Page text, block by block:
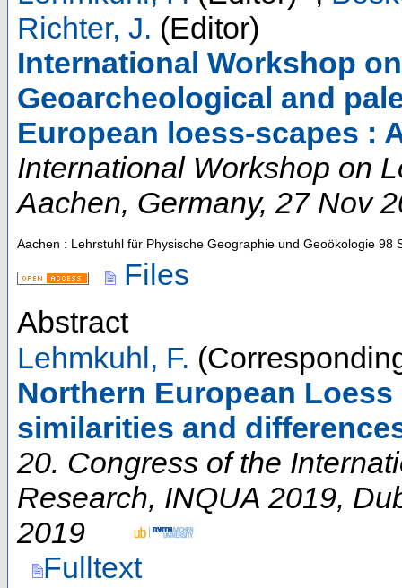
Richter, J. (Editor)
International Workshop
Geoarcheological and
European loess-scapes :
International Workshop on
Aachen, Germany, 27 Nov
Aachen : Lehrstuhl für Physische Geographie und Geoökologie 98
Files
Abstract
Lehmkuhl, F.
Northern European
similarities and
20. Congress of the
Research, INQUA 2019,
2019
Fulltext